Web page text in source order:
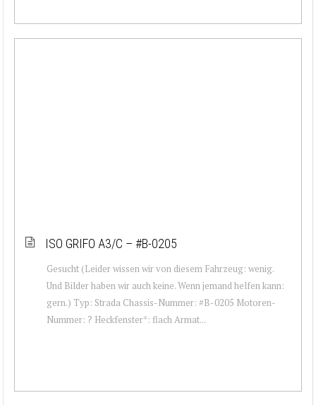
ISO GRIFO A3/C – #B-0205
Gesucht (Leider wissen wir von diesem Fahrzeug: wenig.
Und Bilder haben wir auch keine. Wenn jemand helfen kann:
gern.) Typ: Strada Chassis-Nummer: #B-0205 Motoren-
Nummer: ? Heckfenster*: flach Armat...